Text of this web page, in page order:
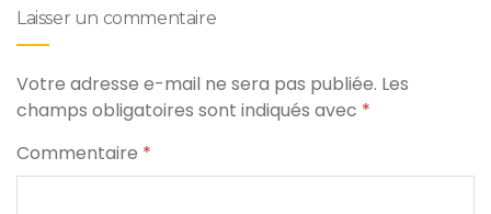
Laisser un commentaire
Votre adresse e-mail ne sera pas publiée. Les
champs obligatoires sont indiqués avec *
Commentaire *